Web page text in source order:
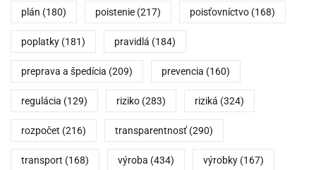
plán (180) poistenie (217) poisťovníctvo (168)
poplatky (181) pravidlá (184)
preprava a špedícia (209) prevencia (160)
regulácia (129) riziko (283) riziká (324)
rozpočet (216) transparentnosť (290)
transport (168) výroba (434) výrobky (167)